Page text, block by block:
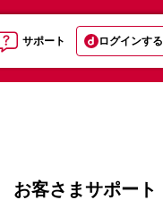
サポート ログインする
お客さまサポート